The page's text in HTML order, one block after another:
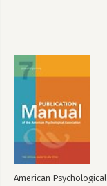
American Psychological